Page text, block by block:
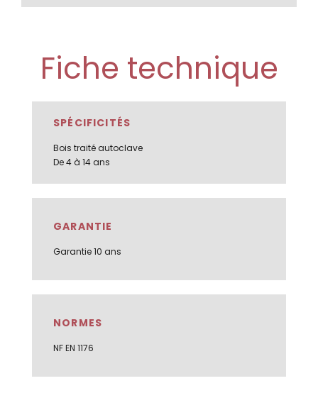
Fiche technique
SPÉCIFICITÉS
Bois traité autoclave
De 4 à 14 ans
GARANTIE
Garantie 10 ans
NORMES
NF EN 1176